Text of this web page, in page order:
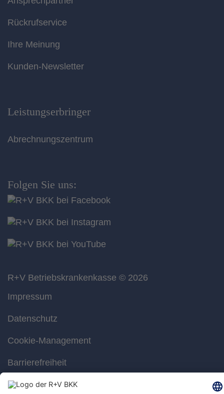
Rückrufservice
Ihre Meinung
Kunden-Newsletter
Leistungserbringer
Abrechnungszentrum
Folgen Sie uns:
R+V Betriebskrankenkasse © 2026
Impressum
Datenschutz
Cookie-Management
Barrierefreiheit
Gebärdensprache